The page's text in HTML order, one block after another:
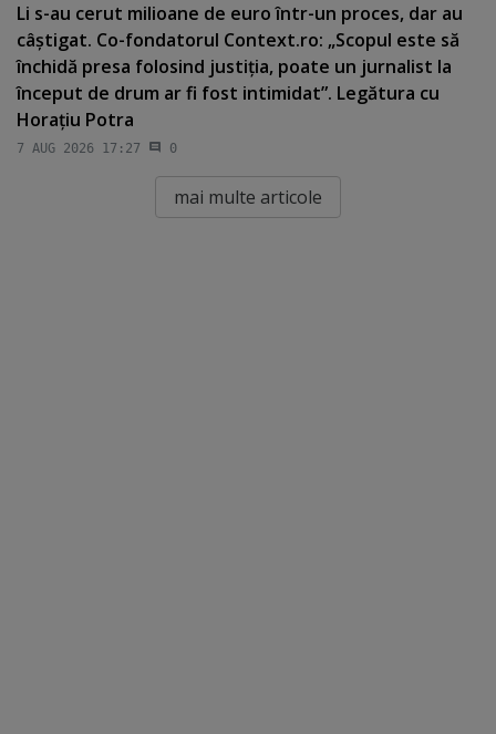
Li s-au cerut milioane de euro într-un proces, dar au
câştigat. Co-fondatorul Context.ro: „Scopul este să
închidă presa folosind justiţia, poate un jurnalist la
început de drum ar fi fost intimidat”. Legătura cu
Horaţiu Potra
7 AUG 2026 17:27 0
mai multe articole